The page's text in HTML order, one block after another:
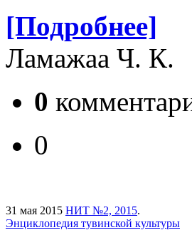
[Подробнее]
Ламажаа Ч. К.
0
0
31 мая 2015 НИТ №2, 2015.
Энциклопедия тувинской культуры